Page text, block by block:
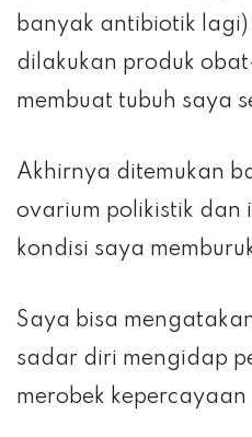
banyak antibiotik
dilakukan produk
membuat tubuh saya
Akhirnya ditemukan
ovarium polikistik dan
kondisi saya
Saya bisa
sadar diri mengidap
merobek